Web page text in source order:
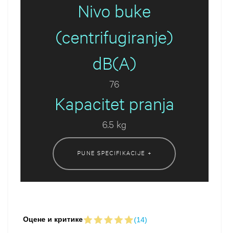
Nivo buke
(centrifugiranje)
dB(A)
76
Kapacitet pranja
6.5 kg
PUNE SPECIFIKACIJE +
Оцене и критике (14)